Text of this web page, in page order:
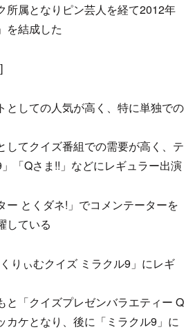
所属となりピン芸人を経て2012年
を結成した
としての人気が高く、特に単独での
してクイズ番組での需要が高く、テ
「Qさま!!」などにレギュラー出演
ー とくダネ!」でコメンテーターを
している
りぃむクイズ ミラクル9」にレギ
と「クイズプレゼンバラエティー Q
カケとなり、後に「ミラクル9」に